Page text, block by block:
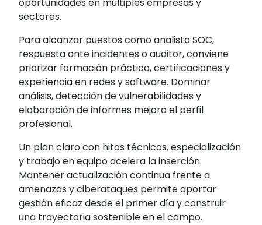
oportunidades en múltiples empresas y
sectores.
Para alcanzar puestos como analista SOC,
respuesta ante incidentes o auditor, conviene
priorizar formación práctica, certificaciones y
experiencia en redes y software. Dominar
análisis, detección de vulnerabilidades y
elaboración de informes mejora el perfil
profesional.
Un plan claro con hitos técnicos, especialización
y trabajo en equipo acelera la inserción.
Mantener actualización continua frente a
amenazas y ciberataques permite aportar
gestión eficaz desde el primer día y construir
una trayectoria sostenible en el campo.